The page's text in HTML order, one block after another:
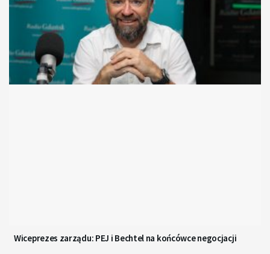
Wiceprezes zarządu: PEJ i Bechtel na końcówce negocjacji